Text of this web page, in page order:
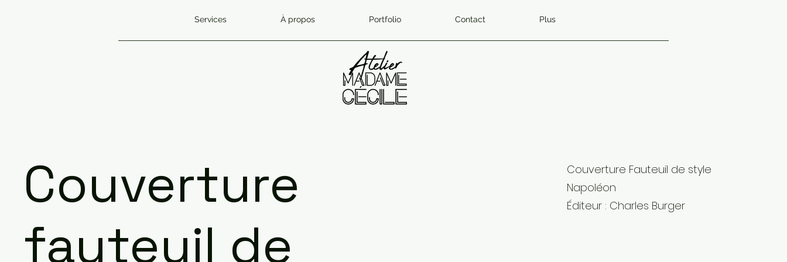
Services À propos Portfolio Contact Plus
Couverture
fauteuil de
Couverture Fauteuil de style
Napoléon
Éditeur : Charles Burger